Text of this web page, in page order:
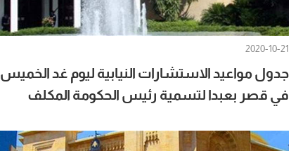
2020-10-21
جدول مواعيد الاستشارات النيابية ليوم غد الخميس
في قصر بعبدا لتسمية رئيس الحكومة المكلف